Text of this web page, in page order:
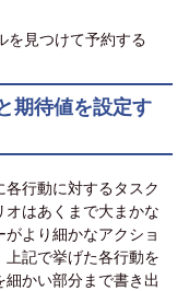
を見つけて予約する
期待値を設定す
行動に対するタスク
オはあくまで大まかな
より細かなアクショ
上記で挙げた各行動を
かい部分まで書き出